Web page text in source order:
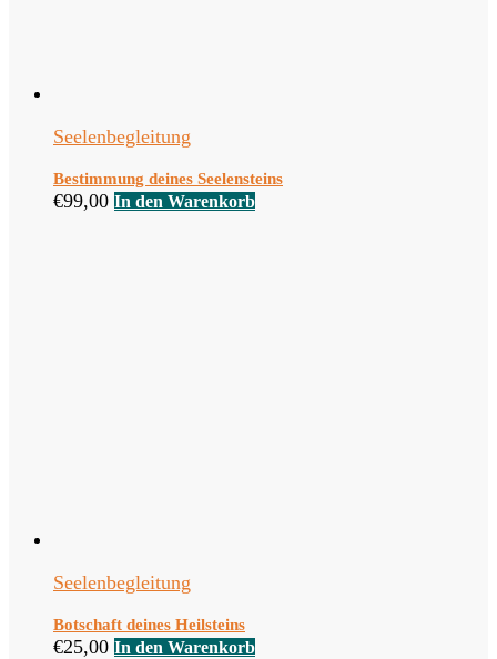
Seelenbegleitung
Bestimmung deines Seelensteins
€99,00 In den Warenkorb
Seelenbegleitung
Botschaft deines Heilsteins
€25,00 In den Warenkorb